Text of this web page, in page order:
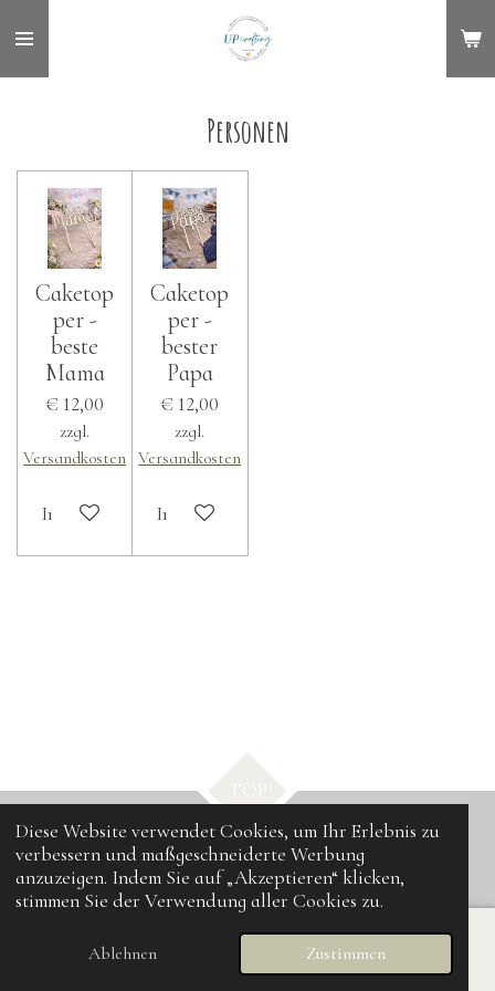
Diese Website verwendet Cookies, um Ihr Erlebnis zu
verbessern und maßgeschneiderte Werbung
anzuzeigen. Indem Sie auf „Akzeptieren“ klicken,
stimmen Sie der Verwendung aller Cookies zu.
Ablehnen Zustimmen
Personen
Caketop
per -
beste
Mama
€ 12,00
zzgl.
Versandkosten
In den Warenkorb
Caketop
per -
bester
Papa
€ 12,00
zzgl.
Versandkosten
In den Warenkorb
© 2025 - 2026 UPcrafting
E-Mail Karte